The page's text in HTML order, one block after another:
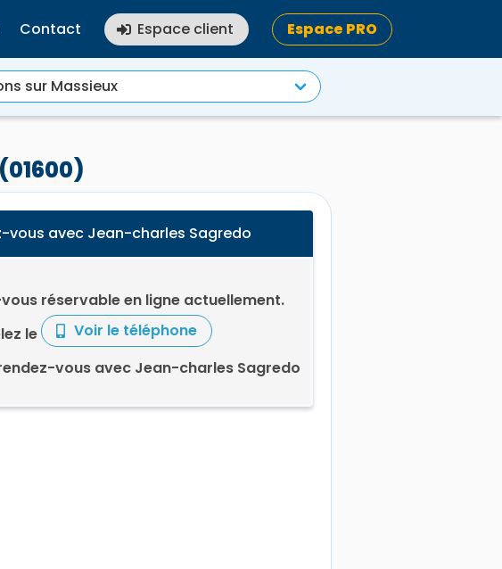
Contact Espace client Espace PRO
vous avec Jean-charles Sagredo
réservable en ligne actuellement.
le
Voir le téléphone
vous avec Jean-charles Sagredo